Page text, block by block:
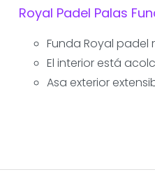
Royal Padel Palas
Funda Royal padel
El interior está
Asa exterior